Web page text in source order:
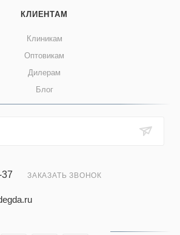
КЛИЕНТАМ
Клиникам
Оптовикам
Дилерам
Блог
ЗАКАЗАТЬ ЗВОНОК